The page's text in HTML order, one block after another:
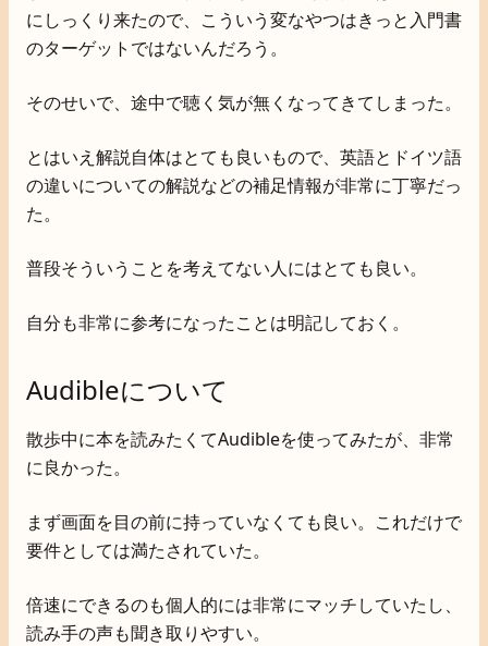
にしっくり来たので、こういう変なやつはきっと入門書
のターゲットではないんだろう。
そのせいで、途中で聴く気が無くなってきてしまった。
とはいえ解説自体はとても良いもので、英語とドイツ語
の違いについての解説などの補足情報が非常に丁寧だっ
た。
普段そういうことを考えてない人にはとても良い。
自分も非常に参考になったことは明記しておく。
Audibleについて
散歩中に本を読みたくてAudibleを使ってみたが、非常
に良かった。
まず画面を目の前に持っていなくても良い。これだけで
要件としては満たされていた。
倍速にできるのも個人的には非常にマッチしていたし、
読み手の声も聞き取りやすい。